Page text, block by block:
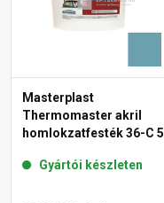
Masterplast
Thermomaster akril
homlokzatfesték 36-C 5 l
Gyártói készleten